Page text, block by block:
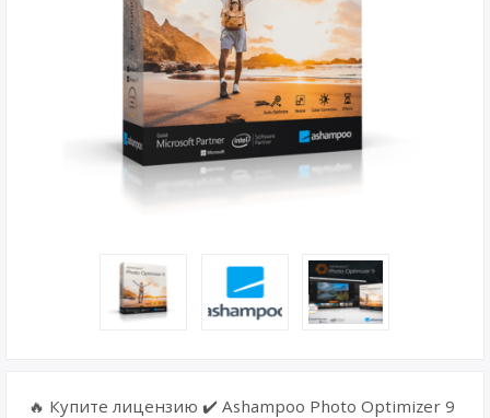
🔥 Купите лицензию ✔️ Ashampoo Photo Optimizer 9